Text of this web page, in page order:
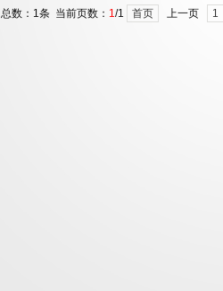
总数：1条 当前页数： 1/1 首页 上一页 1